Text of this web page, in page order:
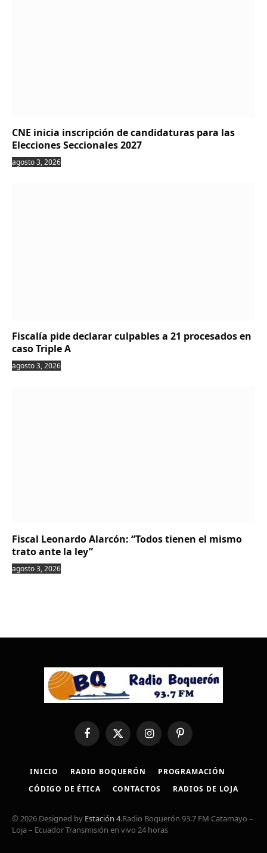
CNE inicia inscripción de candidaturas para las
Elecciones Seccionales 2027
agosto 3, 2026
Fiscalía pide declarar culpables a 21 procesados en
caso Triple A
agosto 3, 2026
Fiscal Leonardo Alarcón: “Todos tienen el mismo
trato ante la ley”
agosto 3, 2026
FacebookX
(Twitter)
InstagramPinterest
INICIO RADIO BOQUERÓN
PROGRAMACIÓN
CÓDIGO DE ÉTICA
CONTACTOS RADIOS DE LOJA
© 2026 Designed by Estación 4.Radio Boquerón 93.7 FM Catamayo –
Loja – Ecuador Transmisión en vivo 24 horas